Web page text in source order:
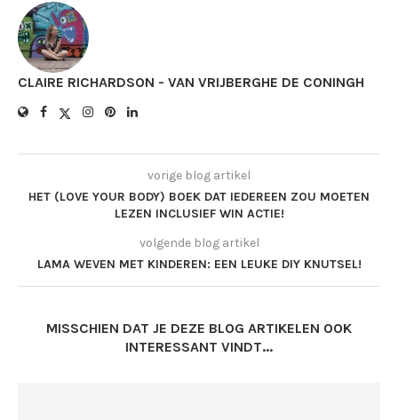
CLAIRE RICHARDSON - VAN VRIJBERGHE DE CONINGH
vorige blog artikel
HET (LOVE YOUR BODY) BOEK DAT IEDEREEN ZOU MOETEN
LEZEN INCLUSIEF WIN ACTIE!
volgende blog artikel
LAMA WEVEN MET KINDEREN: EEN LEUKE DIY KNUTSEL!
MISSCHIEN DAT JE DEZE BLOG ARTIKELEN OOK
INTERESSANT VINDT...